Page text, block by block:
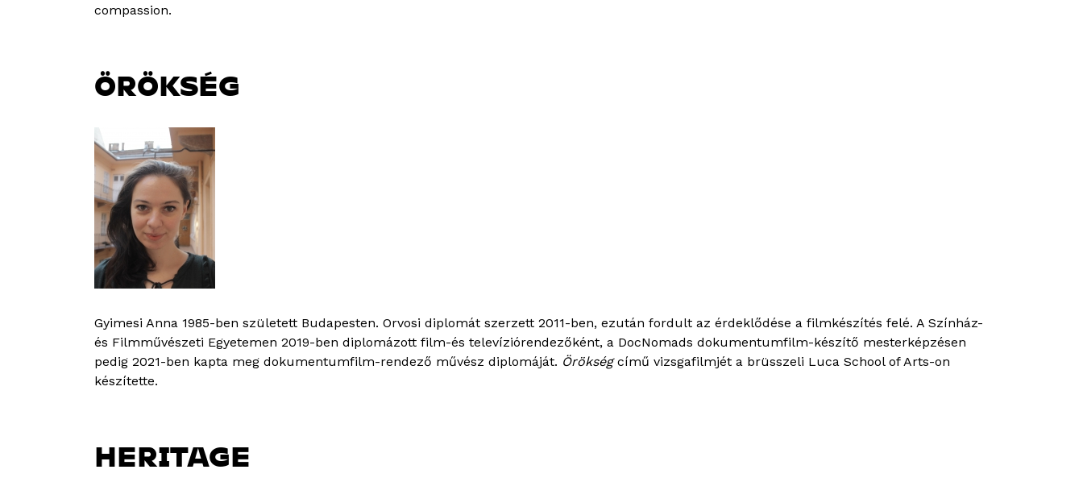
compassion.
ÖRÖKSÉG
Gyimesi Anna 1985-ben született Budapesten. Orvosi diplomát szerzett 2011-ben, ezután fordult az érdeklődése a filmkészítés felé. A Színház-
és Filmművészeti Egyetemen 2019-ben diplomázott film-és televíziórendezőként, a DocNomads dokumentumfilm-készítő mesterképzésen
pedig 2021-ben kapta meg dokumentumfilm-rendező művész diplomáját. Örökségcímű vizsgafilmjét a brüsszeli Luca School of Arts-on
készítette.
HERITAGE